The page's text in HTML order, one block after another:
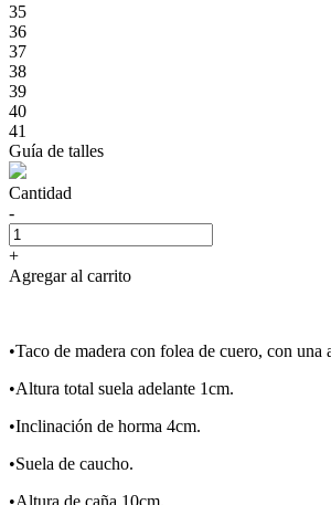
35
36
37
38
39
40
41
Guía de talles
Cantidad
-
+
Agregar al carrito
•Taco de madera con folea de cuero, con una
•Altura total suela adelante 1cm.
•Inclinación de horma 4cm.
•Suela de caucho.
•Altura de caña 10cm.